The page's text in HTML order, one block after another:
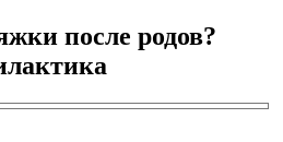
после родов?